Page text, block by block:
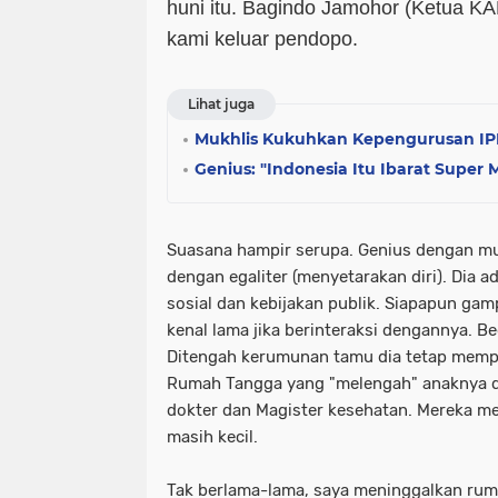
huni itu. Bagindo Jamohor (Ketua
kami keluar pendopo.
Lihat juga
Mukhlis Kukuhkan Kepengurusan
Genius: "Indonesia Itu Ibarat Super
Suasana hampir serupa. Genius dengan
dengan egaliter (menyetarakan diri). Dia
sosial dan kebijakan publik. Siapapun
kenal lama jika berinteraksi dengannya.
Ditengah kerumunan tamu dia tetap
Rumah Tangga yang "melengah" anaknya
dokter dan Magister kesehatan. Mereka
masih kecil.
Tak berlama-lama, saya meninggalkan